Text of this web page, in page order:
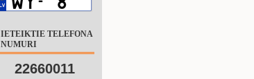
IETEIKTIE TELEFONA
NUMURI
22660011